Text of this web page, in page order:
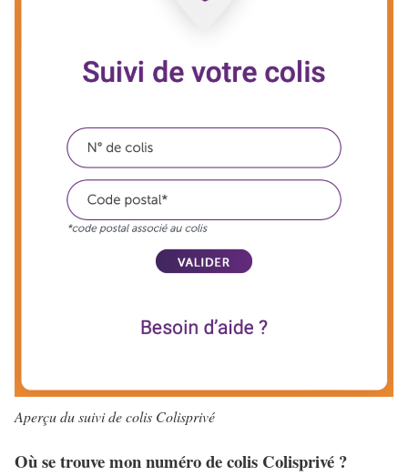
Aperçu du suivi de colis Colisprivé
Où se trouve mon numéro de colis Colisprivé ?